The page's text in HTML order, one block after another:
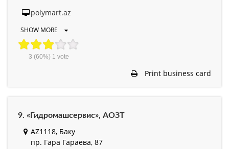
polymart.az
SHOW MORE
3 (60%) 1 vote
Print business card
9. «Гидромашсервис», АОЗТ
AZ1118, Баку
пр. Гара Гараева, 87